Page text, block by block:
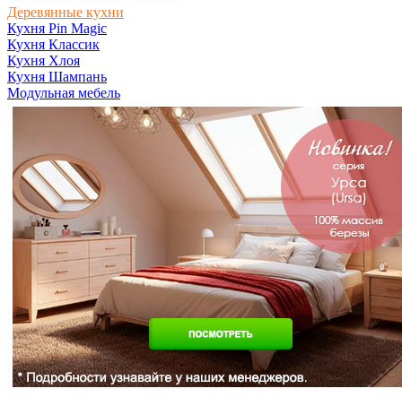
Деревянные кухни
Кухня Pin Magic
Кухня Классик
Кухня Хлоя
Кухня Шампань
Модульная мебель